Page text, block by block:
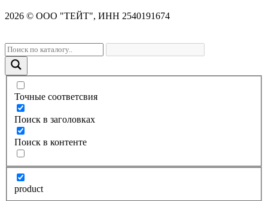
2026 © OOO "ТЕЙТ", ИНН 2540191674
Точные соответсвия
Поиск в заголовках
Поиск в контенте
product